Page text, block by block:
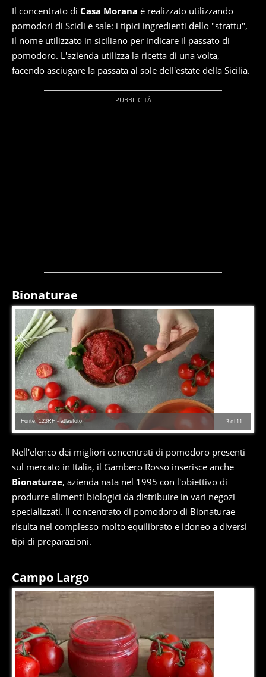
Il concentrato di Casa Morana è realizzato utilizzando
pomodori di Scicli e sale: i tipici ingredienti dello "strattu",
il nome utilizzato in siciliano per indicare il passato di
pomodoro. L'azienda utilizza la ricetta di una volta,
facendo asciugare la passata al sole dell'estate della Sicilia.
Bionaturae
3di 11
Fonte: 123RF - atlasfoto
Nell'elenco dei migliori concentrati di pomodoro presenti
sul mercato in Italia, il Gambero Rosso inserisce anche
Bionaturae, azienda nata nel 1995 con l'obiettivo di
produrre alimenti biologici da distribuire in vari negozi
specializzati. Il concentrato di pomodoro di Bionaturae
risulta nel complesso molto equilibrato e idoneo a diversi
tipi di preparazioni.
Campo Largo